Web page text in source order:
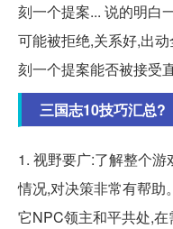
刻一个提案... 说的明白
可能被拒绝,关系好,出
刻一个提案能否被接受
三国志10技巧汇总?
1. 视野要广:了解整个
情况,对决策非常有帮助
它NPC领主和平共处,在